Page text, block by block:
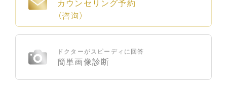
カウンセリング予約
（咨询）
ドクターがスピーディに回答
簡単画像診断